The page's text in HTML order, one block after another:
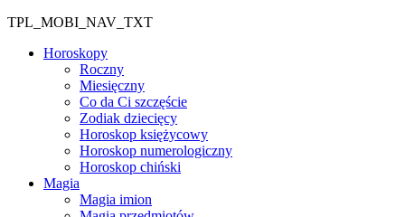
TPL_MOBI_NAV_TXT
Horoskopy
Roczny
Miesięczny
Co da Ci szczęście
Zodiak dziecięcy
Horoskop księżycowy
Horoskop numerologiczny
Horoskop chiński
Magia
Magia imion